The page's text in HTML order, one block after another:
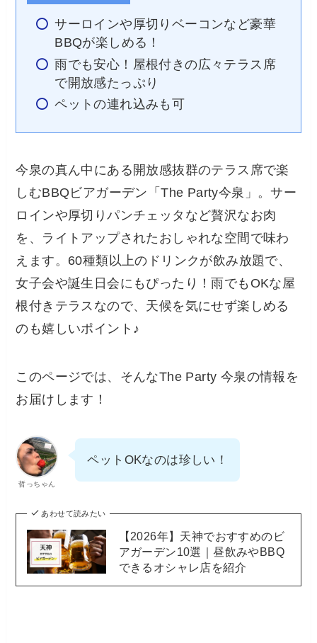
サーロインや厚切りベーコンなど豪華
BBQが楽しめる！
雨でも安心！屋根付きの広々テラス席
で開放感たっぷり
ペットの連れ込みも可
今泉の真ん中にある開放感抜群のテラス席で楽
しむBBQビアガーデン「The Party今泉」。サー
ロインや厚切りパンチェッタなど贅沢なお肉
を、ライトアップされたおしゃれな空間で味わ
えます。60種類以上のドリンクが飲み放題で、
女子会や誕生日会にもぴったり！雨でもOKな屋
根付きテラスなので、天候を気にせず楽しめる
のも嬉しいポイント♪
このページでは、そんなThe Party 今泉の情報を
お届けします！
哲っちゃん
ペットOKなのは珍しい！
あわせて読みたい
【2026年】天神でおすすめのビ
アガーデン10選｜昼飲みやBBQ
できるオシャレ店を紹介